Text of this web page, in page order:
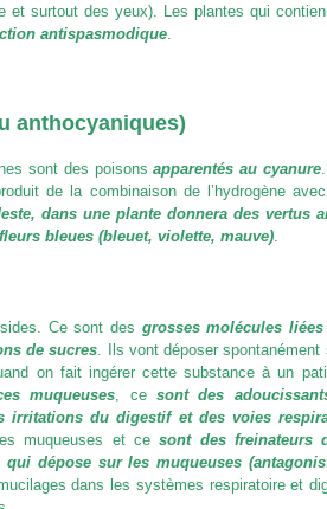
et surtout des yeux) . Les plantes qui
antispasmodique
anthocyaniques)
sont des poisonsapparentés au cyanure
de la combinaison de l’hydrogène
dans une plante donnera des vertus
bleues (bleuet, violette, mauve).
Ce sont des grosses molécules
de sucres . Ils vont déposer
on fait ingérer cette substance à un
muqueuses , ce sont des
irritations du digestif et des voies
muqueuses et cesont des freinateurs
dépose sur les muqueuses
dans les systèmes respiratoire et